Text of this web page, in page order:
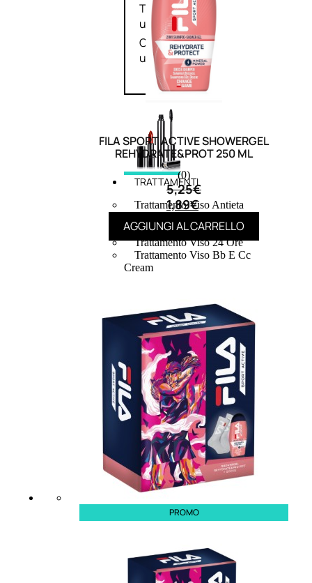
Trattamenti
unghie
Cofanetti
unghie
TRATTAMENTI
Trattamento Viso Antieta
Trattamento Viso Notte
Trattamento Viso 24 Ore
Trattamento Viso Bb E Cc
Cream
Trattamento Viso Maschere
Trattamento Viso Idratante
Trattamento Viso Labbra
Trattamento Viso Sieri
Trattamento Collo e Decolleté
Trattamento Corpo
Trattamento Anticellulite
Trattamento Mani e Piedi
Trattamento Unghie
Trattamento Deodoranti
Cofanetti Trattamento Viso
Cofanetti Trattamento Corpo
Viso
Trattamento
Trattamento
FILA SPORT ACTIVE SHOWERGEL
REHYDRATE&PROT 250 ML
(0)
5,25€
1,89€
AGGIUNGI AL CARRELLO
PROMO